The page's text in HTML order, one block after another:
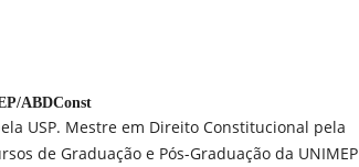
ABDConst
USP. Mestre em Direito Constitucional pela
de Graduação e Pós-Graduação da UNIMEP